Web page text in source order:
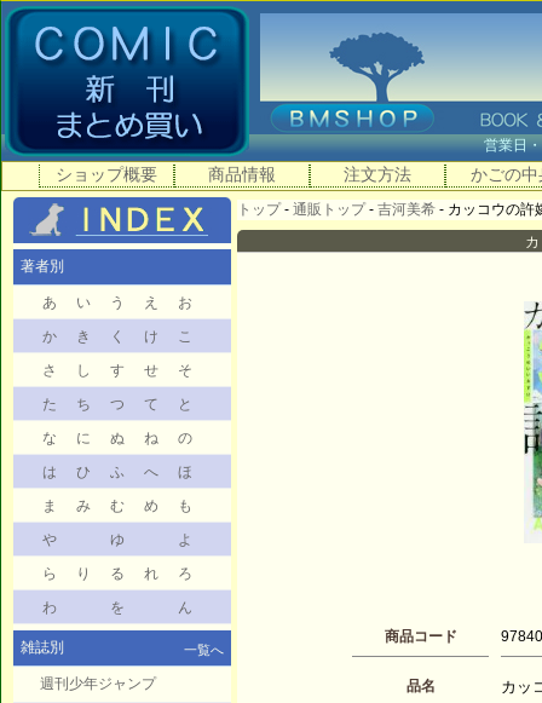
営業
ショップ概要 商品情報 注文方法 かごの中
著者別
あ い う え
お
か
き く け
こ
さ
し す せ
そ
た
ち つ て
と
な
に ぬ ね
の
は
ひ ふ へ
ほ
ま
み む め
も
や
ゆ
よ
ら
り る れ
ろ
わ
を ん
雑誌別 一覧へ
週刊少年ジャンプ
トップ- 通販トップ- 吉河美希 - カッコウの許
商品コード
品名 カッ